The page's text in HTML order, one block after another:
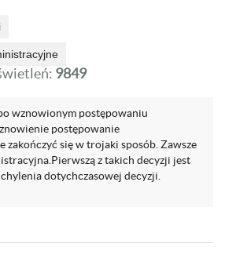
9849
wznowionym postępowaniu
postępowanie
zakończyć się w trojaki sposób. Zawsze
z takich decyzji jest
dotychczasowej decyzji.